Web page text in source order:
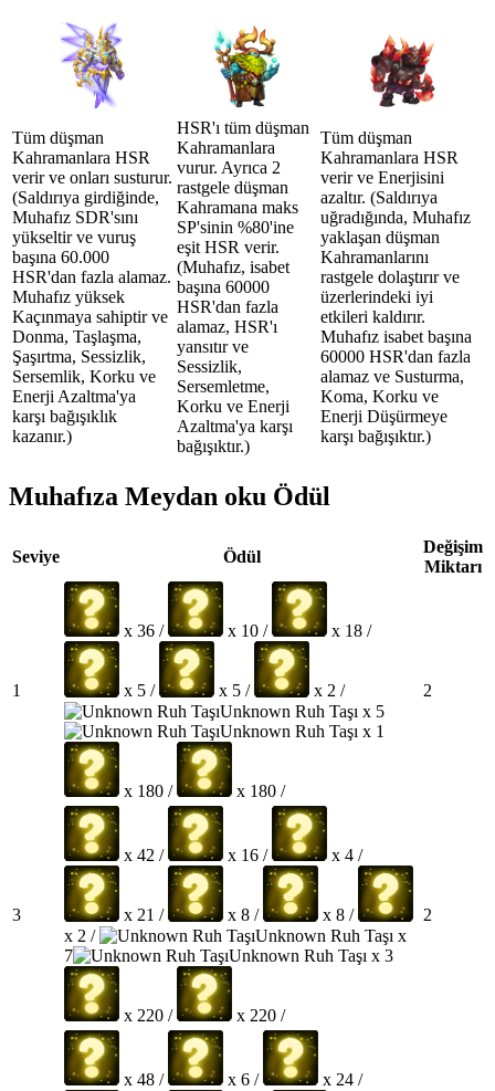
Tüm düşman
Kahramanlara HSR
verir ve onları susturur.
(Saldırıya girdiğinde,
Muhafız SDR'sını
yükseltir ve vuruş
başına 60.000
HSR'dan fazla alamaz.
Muhafız yüksek
Kaçınmaya sahiptir ve
Donma, Taşlaşma,
Şaşırtma, Sessizlik,
Sersemlik, Korku ve
Enerji Azaltma'ya
karşı bağışıklık
kazanır.)
HSR'ı tüm düşman
Kahramanlara
vurur. Ayrıca 2
rastgele düşman
Kahramana maks
SP'sinin %80'ine
eşit HSR verir.
(Muhafız, isabet
başına 60000
HSR'dan fazla
alamaz, HSR'ı
yansıtır ve
Sessizlik,
Sersemletme,
Korku ve Enerji
Azaltma'ya karşı
bağışıktır.)
Tüm düşman
Kahramanlara HSR
verir ve Enerjisini
azaltır. (Saldırıya
uğradığında, Muhafız
yaklaşan düşman
Kahramanlarını
rastgele dolaştırır ve
üzerlerindeki iyi
etkileri kaldırır.
Muhafız isabet başına
60000 HSR'dan fazla
alamaz ve Susturma,
Koma, Korku ve
Enerji Düşürmeye
karşı bağışıktır.)
Muhafıza Meydan oku Ödül
Seviye Ödül
Değişim
Miktarı
1
x 36 / x 10 / x 18 /
x 5 / x 5 /
x 2 /
Unknown Ruh Taşı x 5
Unknown Ruh Taşı x 1
x 180 / x 180 /
2
3
x 42 / x 16 / x 4 /
x 21 / x 8 /
x 8 /
x 2 /
Unknown Ruh Taşı x
7
Unknown Ruh Taşı x 3
x 220 / x 220 /
2
x 48 / x 6 / x 24 /